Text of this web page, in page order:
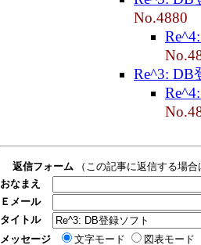
No.4880
Re^3: DB
返信フォーム （この記事に返信する場
おなまえ
Ｅメール
タイトル
メッセージ
文字モード 図表モード